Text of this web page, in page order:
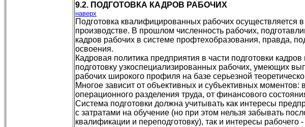
9.2. ПОДГОТОВКА КАДРОВ РАБОЧИХ
наверх
Подготовка квалифицированных рабочих осуществляется
производстве. В прошлом численность рабочих,
кадров рабочих в системе профтехобразования, правда,
освоения.
Кадровая политика предприятия в части подготовки
подготовку узкоспециализированных рабочих, умеющих
рабочих широкого профиля на базе серьезной
Многое зависит от объективных и субъективных моментов:
операционного разделения труда, от финансового
Система подготовки должна учитывать как интересы
с затратами на обучение (но при этом нельзя забывать
квалификации и переподготовку), так и интересы